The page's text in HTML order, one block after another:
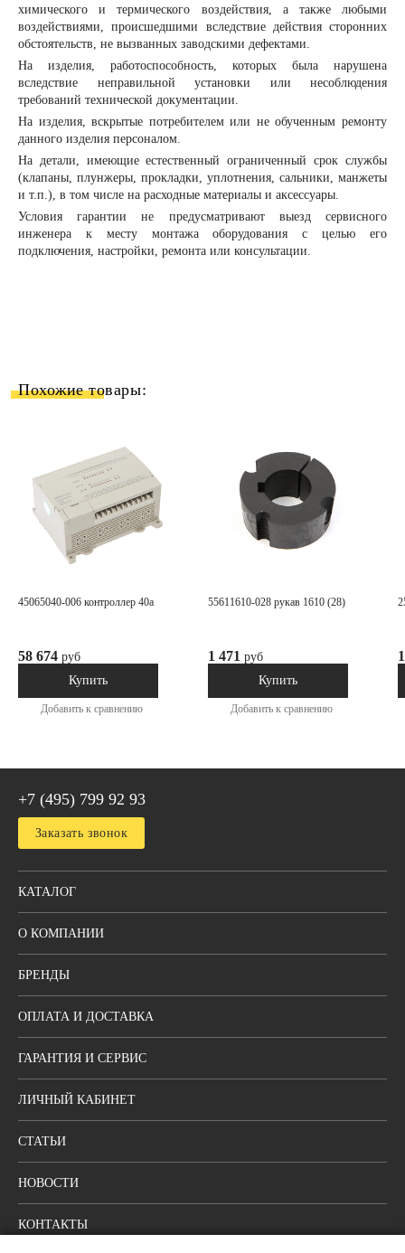
химического и термического воздействия, а также любыми
воздействиями, происшедшими вследствие действия сторонних
обстоятельств, не вызванных заводскими дефектами.
На изделия, работоспособность, которых была нарушена
вследствие неправильной установки или несоблюдения
требований технической документации.
На изделия, вскрытые потребителем или не обученным ремонту
данного изделия персоналом.
На детали, имеющие естественный ограниченный срок службы
(клапаны, плунжеры, прокладки, уплотнения, сальники, манжеты
и т.п.), в том числе на расходные материалы и аксессуары.
Условия гарантии не предусматривают выезд сервисного
инженера к месту монтажа оборудования с целью его
подключения, настройки, ремонта или консультации.
Похожие товары:
45065040-006 контроллер 40а
58 674 руб
В наличииКупить
Добавить к сравнению
55611610-028 рукав 1610 (28)
1 471 руб
В наличииКупить
Добавить к сравнению
+7 (495) 799 92 93
Заказать звонок
КАТАЛОГ
О КОМПАНИИ
БРЕНДЫ
ОПЛАТА И ДОСТАВКА
ГАРАНТИЯ И СЕРВИС
ЛИЧНЫЙ КАБИНЕТ
СТАТЬИ
НОВОСТИ
КОНТАКТЫ